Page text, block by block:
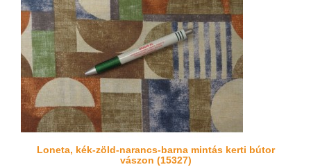
Loneta, kék-zöld-narancs-barna mintás kerti bútor
vászon (15327)